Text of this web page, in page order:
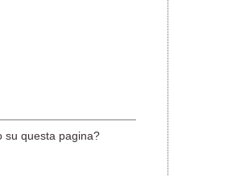
su questa pagina?